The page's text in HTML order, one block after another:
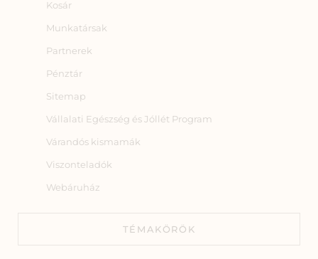
Kosár
Munkatársak
Partnerek
Pénztár
Sitemap
Vállalati Egészség és Jóllét Program
Várandós kismamák
Viszonteladók
Webáruház
TÉMAKÖRÖK